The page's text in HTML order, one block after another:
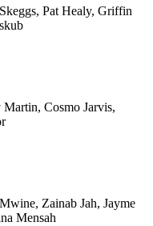
Pat Healy, Griffin
Cosmo Jarvis,
Zainab Jah, Jayme
Mensah